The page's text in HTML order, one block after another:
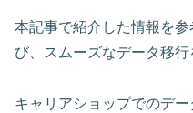
本記事で紹介した情報を
び、スムーズなデータ移行
キャリアショップでのデー